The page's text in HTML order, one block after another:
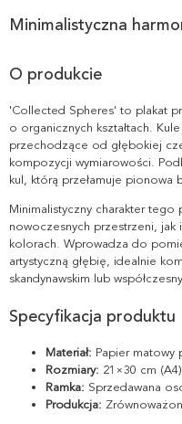
Minimalistyczna
O produkcie
'Collected Spheres' to plakat
o organicznych kształtach.
przechodzące od głębokiej
kompozycji wymiarowości.
kul, którą przełamuje pionowa
Minimalistyczny charakter
nowoczesnych przestrzeni, jak
kolorach. Wprowadza do
artystyczną głębię, idealnie
skandynawskim lub
Specyfikacja produktu
Materiał: Papier matowy
Rozmiary: 21×30 cm
Ramka: Sprzedawana
Produkcja: